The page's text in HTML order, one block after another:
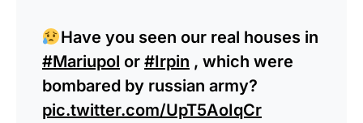
Have you seen our real houses in
#Mariupol or #Irpin , which were
bombared by russian army?
pic.twitter.com/UpT5AoIqCr